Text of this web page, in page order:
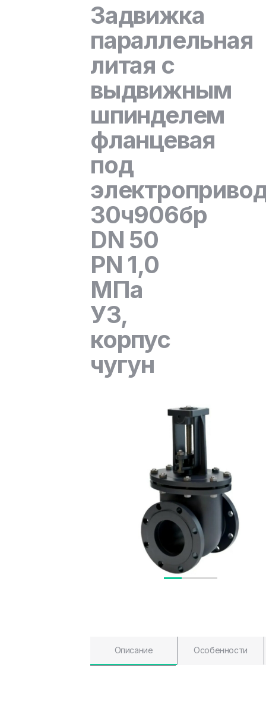
Задвижка
параллельная
литая с
выдвижным
шпинделем
фланцевая
под
30ч906бр
DN 50
PN 1,0
МПа
У3,
корпус
чугун
Описание Особенности